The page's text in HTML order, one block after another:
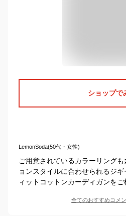
ショップで
LemonSoda(50代・女性)
ご用意されているカラーリング
ョンスタイルに合わせられるジ
ィットコットンカーディガンをご
全てのおすすめコメン